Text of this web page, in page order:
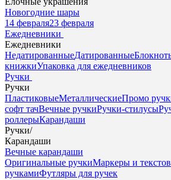
Новогодние шары
14 февраля23 февраля
Ежедневники
Ежедневники
НедатированныеДатированные
книжкиУпаковка для ежедневников
Ручки
Ручки
ПластиковыеМеталлическиеПромо
софт тачВечные ручкиРучки-стилусы
роллерыКарандаши
Ручки/
Карандаши
Вечные карандаши
Оригинальные ручкиМаркеры и
ручкамиФутляры для ручек